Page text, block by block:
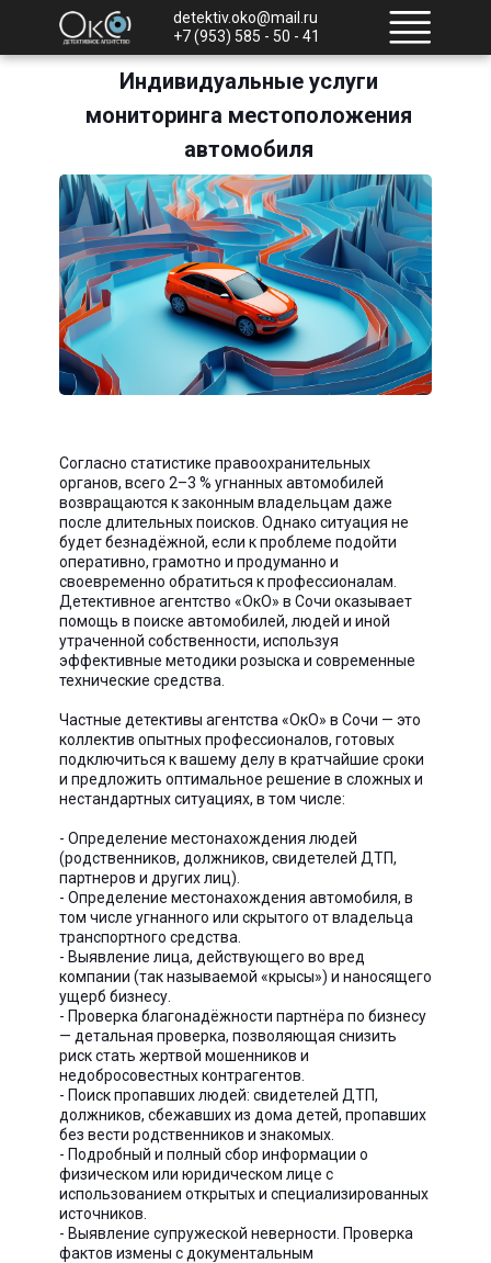
detektiv.oko@mail.ru
+7 (953) 585 - 50 - 41
Индивидуальные услуги
мониторинга местоположения
автомобиля
Согласно статистике правоохранительных
органов, всего 2–3 % угнанных автомобилей
возвращаются к законным владельцам даже
после длительных поисков. Однако ситуация не
будет безнадёжной, если к проблеме подойти
оперативно, грамотно и продуманно и
своевременно обратиться к профессионалам.
Детективное агентство «ОкО» в Сочи оказывает
помощь в поиске автомобилей, людей и иной
утраченной собственности, используя
эффективные методики розыска и современные
технические средства.
Частные детективы агентства «ОкО» в Сочи — это
коллектив опытных профессионалов, готовых
подключиться к вашему делу в кратчайшие сроки
и предложить оптимальное решение в сложных и
нестандартных ситуациях, в том числе:
- Определение местонахождения людей
(родственников, должников, свидетелей ДТП,
партнеров и других лиц).
- Определение местонахождения автомобиля, в
том числе угнанного или скрытого от владельца
транспортного средства.
- Выявление лица, действующего во вред
компании (так называемой «крысы») и наносящего
ущерб бизнесу.
- Проверка благонадёжности партнёра по бизнесу
— детальная проверка, позволяющая снизить
риск стать жертвой мошенников и
недобросовестных контрагентов.
- Поиск пропавших людей: свидетелей ДТП,
должников, сбежавших из дома детей, пропавших
без вести родственников и знакомых.
- Подробный и полный сбор информации о
физическом или юридическом лице с
использованием открытых и специализированных
источников.
- Выявление супружеской неверности. Проверка
фактов измены с документальным